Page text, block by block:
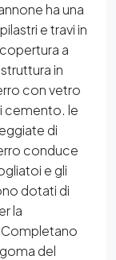
ha una
e travi in
a
in
con vetro
cemento. le
di
conduce
e gli
dotati di
la
Completano
del